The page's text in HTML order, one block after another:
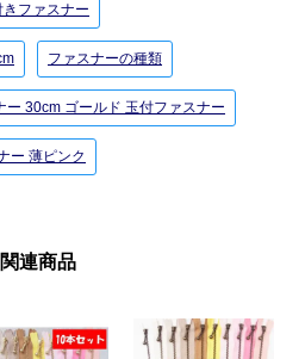
ファスナー
ファスナーの種類
ー 30cm ゴールド 玉付ファスナー
ー 薄ピンク
連商品